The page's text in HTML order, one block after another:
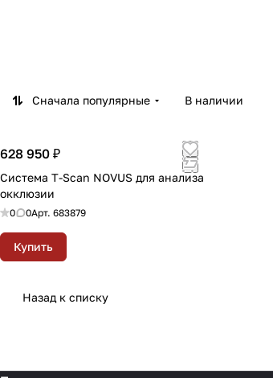
Сначала популярные В наличии
628 950 ₽
Система T-Scan NOVUS для анализа
окклюзии
0 0Арт. 683879
Купить
Назад к списку